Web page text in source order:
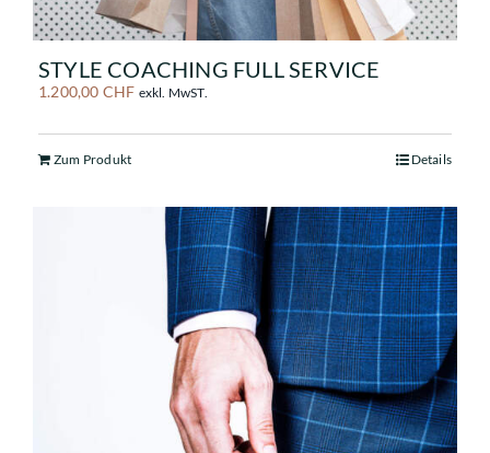
STYLE COACHING FULL SERVICE
1.200,00 CHF exkl. MwST.
Zum Produkt Details